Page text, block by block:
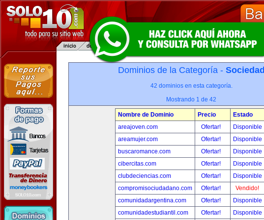
Dominios de la Categoría - Sociedad
42 dominios en esta categoría.
Mostrando 1 de 42
Nombre de Dominio Precio
Estado
areajoven.com
Ofertar!
Disponible
areamujer.com
Ofertar!
Disponible
buscaromance.com
Ofertar!
Disponible
cibercitas.com
Ofertar!
Disponible
clubdeciencias.com
Ofertar!
Disponible
compromisociudadano.com
Ofertar!
Vendido!
comunidadargentina.com
Ofertar!
Disponible
comunidadestudiantil.com
Ofertar!
Disponible